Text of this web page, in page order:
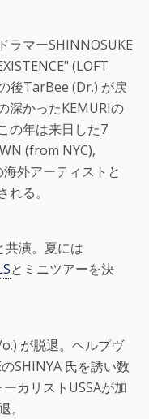
ラマーSHINNOSUKE
(LOFT
後TarBee (Dr.) が戻
深かったKEMURIの
の年は来日した7
(from NYC),
外アーティストと
る。
演。夏には
とミニツアーを決
が脱退。ヘルプヴ
SHINYA 氏を誘い数
カリストUSSAが加